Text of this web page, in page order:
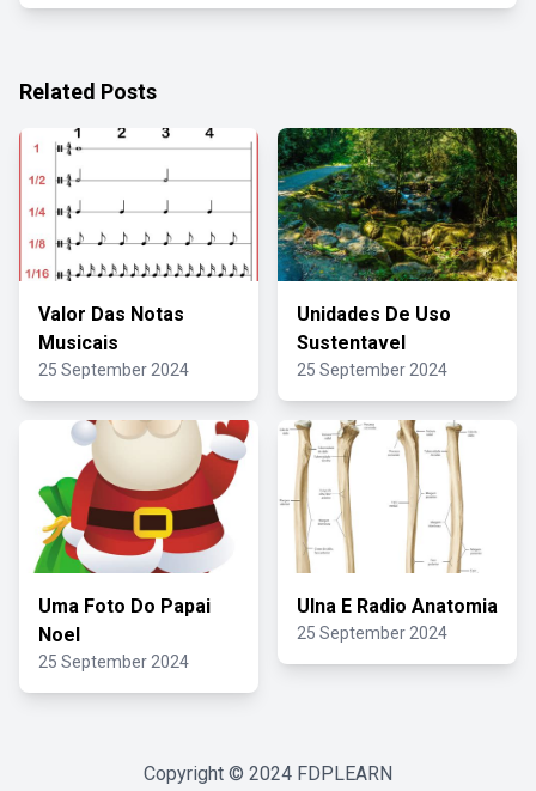
Related Posts
Valor Das Notas
Musicais
25 September 2024
Unidades De Uso
Sustentavel
25 September 2024
Uma Foto Do Papai
Noel
25 September 2024
Ulna E Radio Anatomia
25 September 2024
Copyright © 2024 FDPLEARN